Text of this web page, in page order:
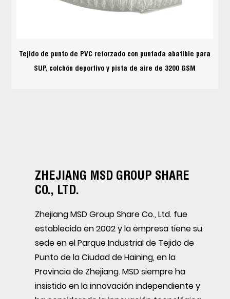
Tejido de punto de PVC reforzado con puntada abatible para
SUP, colchón deportivo y pista de aire de 3200 GSM
ZHEJIANG MSD GROUP SHARE
CO., LTD.
Zhejiang MSD Group Share Co., Ltd. fue
establecida en 2002 y la empresa tiene su
sede en el Parque Industrial de Tejido de
Punto de la Ciudad de Haining, en la
Provincia de Zhejiang. MSD siempre ha
insistido en la innovación independiente y